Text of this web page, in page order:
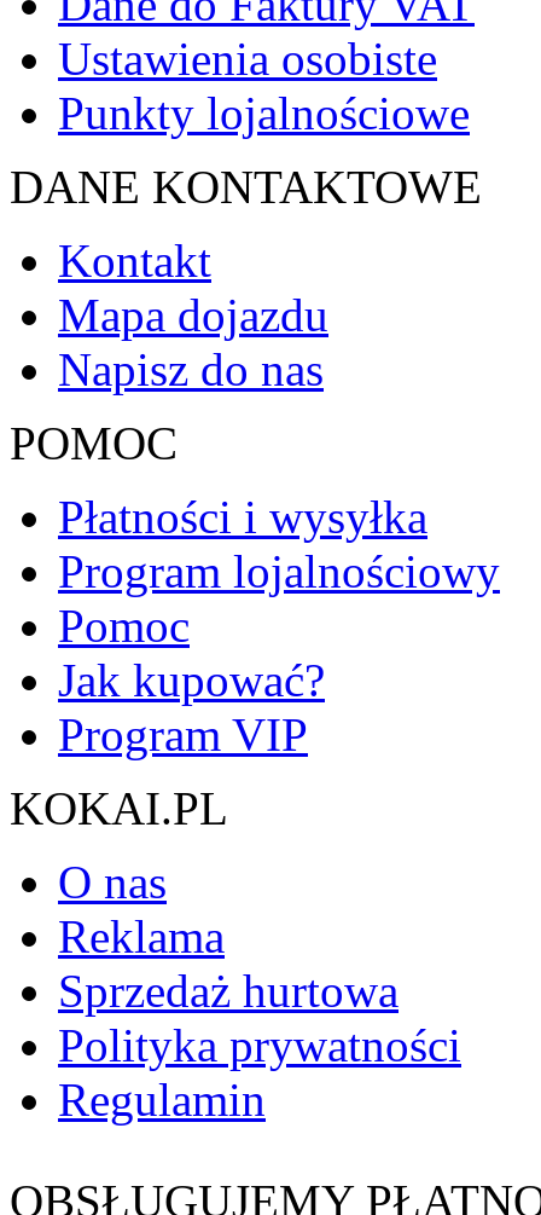
Ustawienia osobiste
Punkty lojalnościowe
DANE KONTAKTOWE
Kontakt
Mapa dojazdu
Napisz do nas
POMOC
Płatności i wysyłka
Program lojalnościowy
Pomoc
Jak kupować?
Program VIP
KOKAI.PL
O nas
Reklama
Sprzedaż hurtowa
Polityka prywatności
Regulamin
OBSŁUGUJEMY